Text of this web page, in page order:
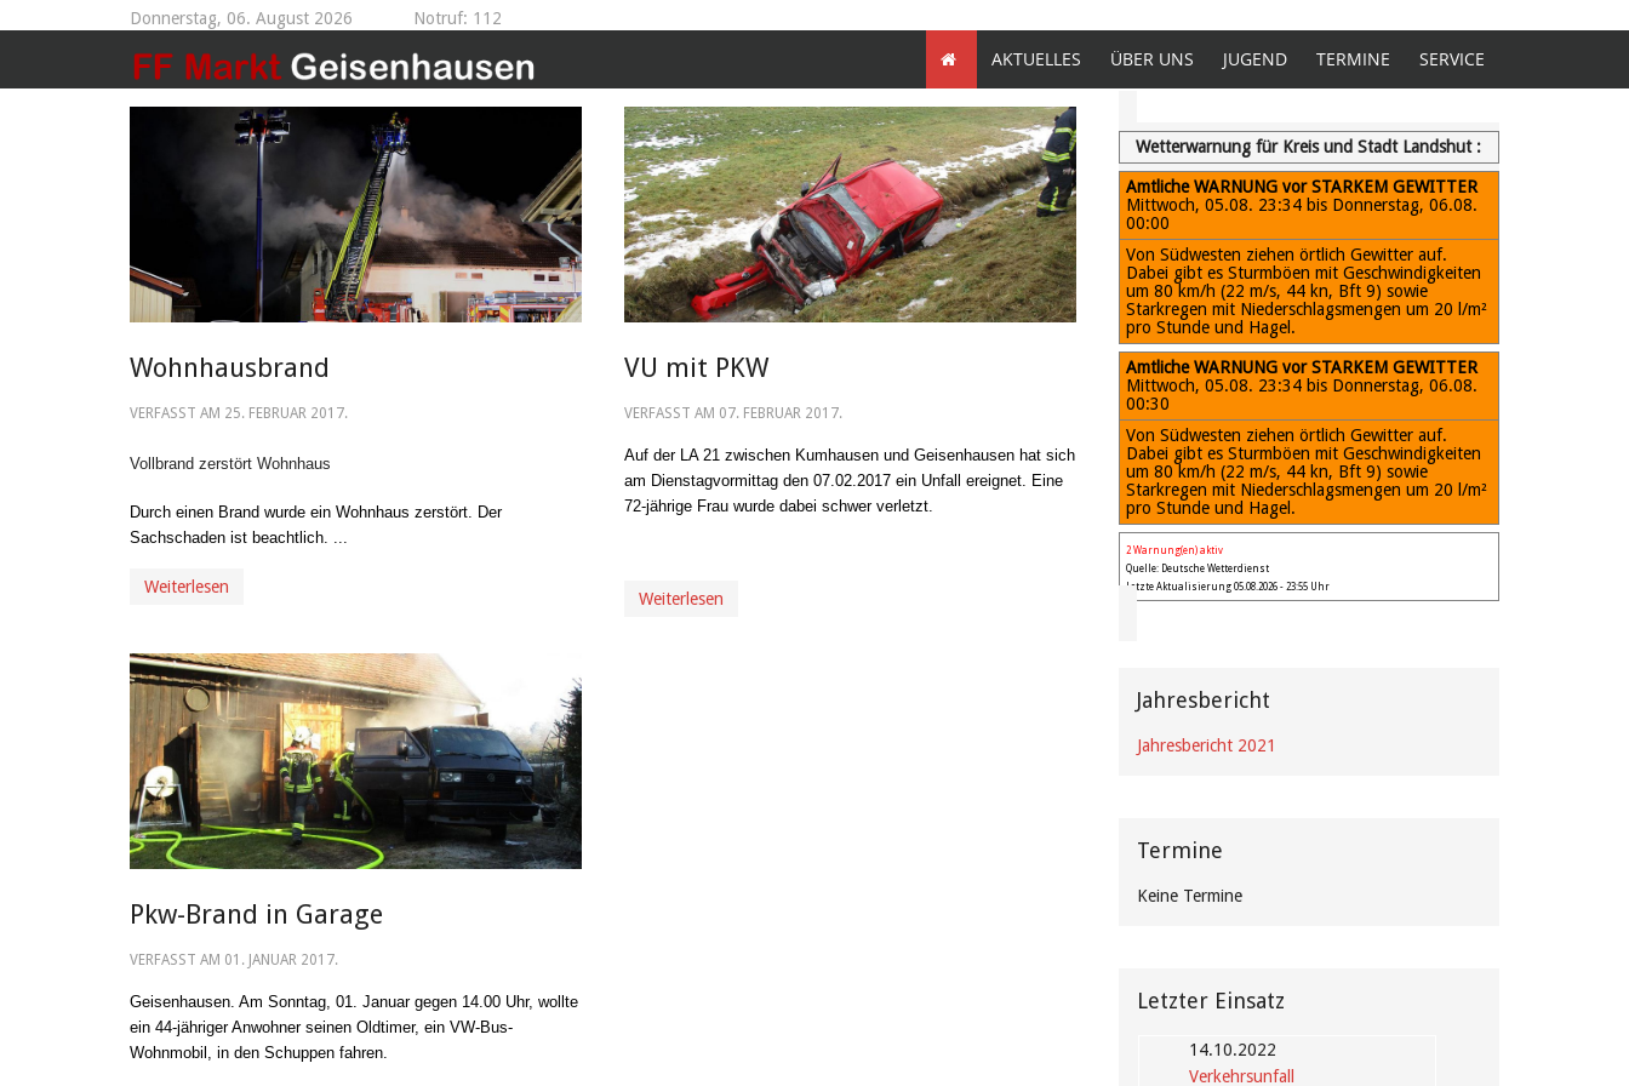
Donnerstag, 06. August 2026 Notruf: 112
AKTUELLES ÜBER UNS JUGEND TERMINE SERVICE
Wohnhausbrand
VERFASST AM 25. FEBRUAR 2017.
Vollbrand zerstört Wohnhaus
Durch einen Brand wurde ein Wohnhaus zerstört. Der
Sachschaden ist beachtlich. ...
Weiterlesen
Pkw-Brand in Garage
VERFASST AM 01. JANUAR 2017.
Geisenhausen. Am Sonntag, 01. Januar gegen 14.00 Uhr, wollte
ein 44-jähriger Anwohner seinen Oldtimer, ein VW-Bus-
Wohnmobil, in den Schuppen fahren.
VU mit PKW
VERFASST AM 07. FEBRUAR 2017.
Auf der LA 21 zwischen Kumhausen und Geisenhausen hat sich
am Dienstagvormittag den 07.02.2017 ein Unfall ereignet. Eine
72-jährige Frau wurde dabei schwer verletzt.
Weiterlesen
Wetterwarnung für Kreis und Stadt Landshut :
Amtliche WARNUNG vor STARKEM GEWITTER
Mittwoch, 05.08. 23:34 bis Donnerstag, 06.08.
00:00
Von Südwesten ziehen örtlich Gewitter auf.
Dabei gibt es Sturmböen mit Geschwindigkeiten
um 80 km/h (22 m/s, 44 kn, Bft 9) sowie
Starkregen mit Niederschlagsmengen um 20 l/m²
pro Stunde und Hagel.
Amtliche WARNUNG vor STARKEM GEWITTER
Mittwoch, 05.08. 23:34 bis Donnerstag, 06.08.
00:30
Von Südwesten ziehen örtlich Gewitter auf.
Dabei gibt es Sturmböen mit Geschwindigkeiten
um 80 km/h (22 m/s, 44 kn, Bft 9) sowie
Starkregen mit Niederschlagsmengen um 20 l/m²
pro Stunde und Hagel.
2 Warnung(en) aktiv
Quelle: Deutsche Wetterdienst
Letzte Aktualisierung 05.08.2026 - 23:55 Uhr
Jahresbericht
Jahresbericht 2021
Termine
Keine Termine
Letzter Einsatz
14.10.2022
Verkehrsunfall